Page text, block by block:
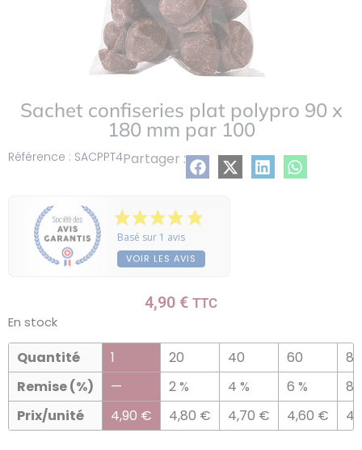
Référence : SACPPT4Partager :
Sachet confiseries plat polypro 90 x
180 mm par 100
Basé sur 1 avis
VOIR LES AVIS
4,90 € TTC
En stock
Quantité
Remise (%)
Prix/unité
1
—
4,90 €
20
2 %
4,80 €
40
4 %
4,70 €
60
6 %
4,60 €
8